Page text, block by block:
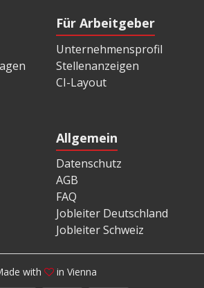
Für Arbeitgeber
Unternehmensprofil
Stellenanzeigen
CI-Layout
Allgemein
Datenschutz
AGB
FAQ
Jobleiter Deutschland
Jobleiter Schweiz
with in Vienna